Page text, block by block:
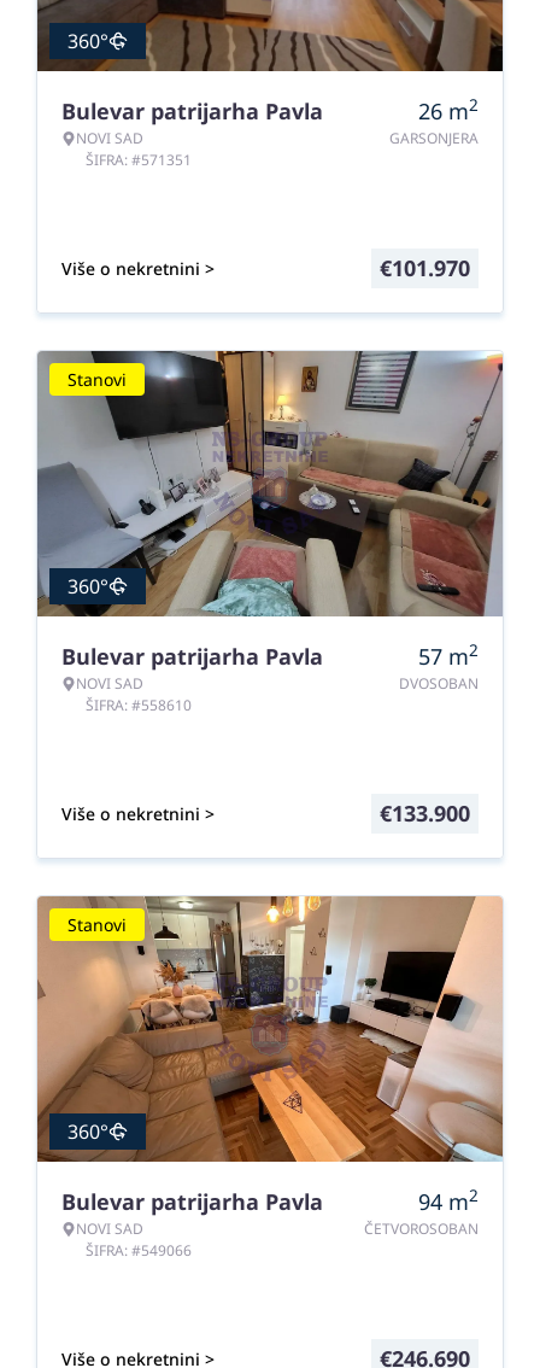
360°
Bulevar patrijarha Pavla
NOVI SAD
ŠIFRA: #571351
26 m2
GARSONJERA
Više o nekretnini > €101.970
Stanovi
360°
Bulevar patrijarha Pavla
NOVI SAD
ŠIFRA: #558610
57 m2
DVOSOBAN
Više o nekretnini > €133.900
Stanovi
360°
Bulevar patrijarha Pavla
NOVI SAD
ŠIFRA: #549066
94 m2
ČETVOROSOBAN
Više o nekretnini > €246.690